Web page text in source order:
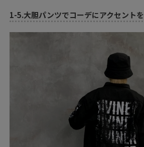
1-5.大胆パンツでコーデにアクセントを